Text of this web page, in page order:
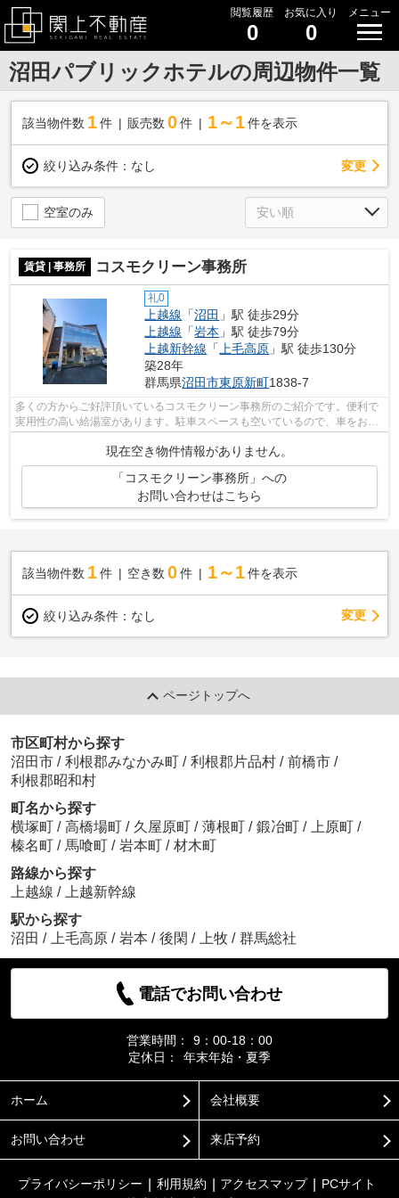
閲覧履歴
0
お気に入り
0
メニュー
沼田パブリックホテルの周辺物件一覧
該当物件数 1件 販売数 0 件 1～1 件を表示
絞り込み条件： なし 変更
空室のみ
賃貸 | 事務所 コスモクリーン事務所
礼0
上越線 「沼田 」駅 徒歩29分
上越線 「岩本 」駅 徒歩79分
上越新幹線 「上毛高原 」駅 徒歩130分
築28年
群馬県沼田市東原新町1838-7
多くの方からご好評頂いているコスモクリーン事務所のご紹介です。便利で
実用性の高い給湯室があります。駐車スペースも空いているので、車をお持
現在空き物件情報がありません。
「コスモクリーン事務所」への
お問い合わせはこちら
該当物件数 1件 空き数 0 件 1～1 件を表示
絞り込み条件： なし 変更
ページトップへ
市区町村から探す
沼田市 / 利根郡みなかみ町 / 利根郡片品村 / 前橋市 /
利根郡昭和村
町名から探す
横塚町 / 高橋場町 / 久屋原町 / 薄根町 / 鍛冶町 / 上原町 /
榛名町 / 馬喰町 / 岩本町 / 材木町
路線から探す
上越線 /
上越新幹線
駅から探す
沼田 / 上毛高原 / 岩本 / 後閑 / 上牧 / 群馬総社
電話でお問い合わせ
営業時間：
9：00-18：00
定休日：
年末年始・夏季
ホーム 会社概要
お問い合わせ 来店予約
プライバシーポリシー 利用規約 アクセスマップ
PCサイト